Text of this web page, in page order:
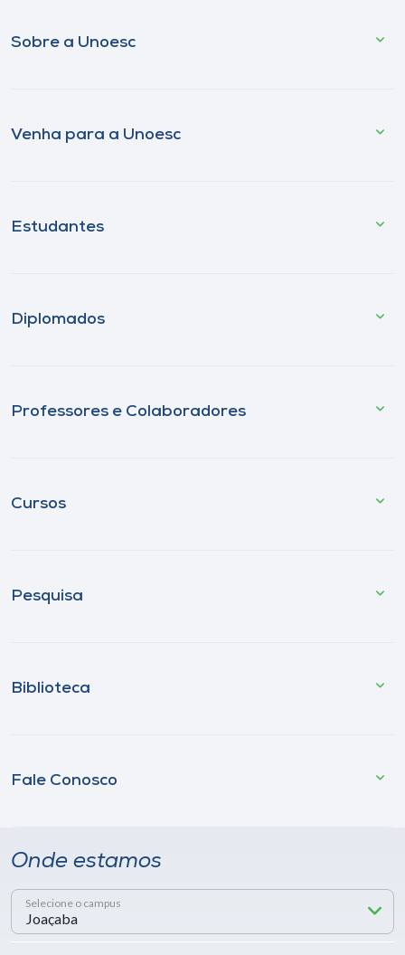
Sobre a Unoesc
Venha para a Unoesc
Estudantes
Diplomados
Professores e Colaboradores
Cursos
Pesquisa
Biblioteca
Fale Conosco
Onde estamos
Selecione o campus